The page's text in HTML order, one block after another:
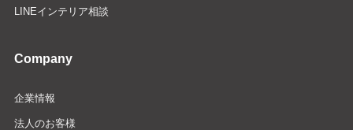
LINEインテリア相談
Company
企業情報
法人のお客様